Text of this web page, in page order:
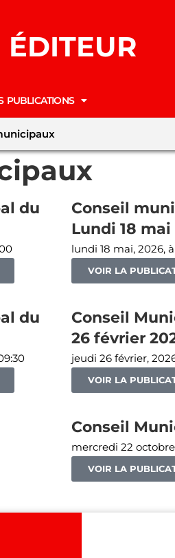
ÉDITEUR
PUBLICATIONS
du
Conseil
Lundi 18 mai
lundi 18 mai, 2026,
VOIR LA
du
Conseil
26 février
jeudi 26 février,
VOIR LA
Conseil
mercredi 22
VOIR LA